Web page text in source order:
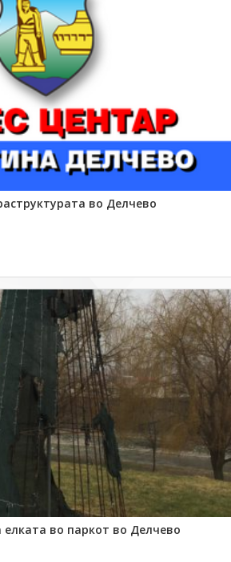
во Делчево
елката во паркот во Делчево